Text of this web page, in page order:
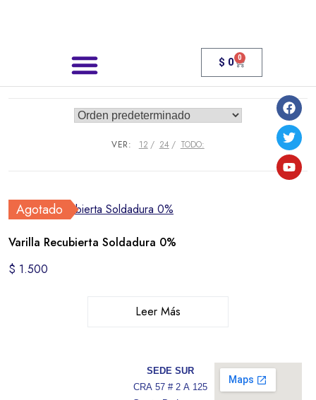
$ 0 0
VER: 12 24 TODO:
Agotado
Varilla Recubierta Soldadura 0%
$ 1.500
Leer Más
SEDE SUR
CRA 57 # 2 A 125